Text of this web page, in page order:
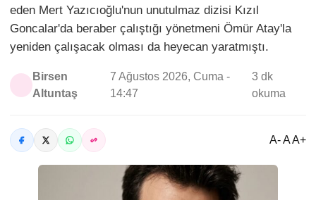
eden Mert Yazıcıoğlu'nun unutulmaz dizisi Kızıl
Goncalar'da beraber çalıştığı yönetmeni Ömür Atay'la
yeniden çalışacak olması da heyecan yaratmıştı.
Birsen
Altuntaş
7 Ağustos 2026, Cuma -
14:47
3 dk
okuma
A- A A+